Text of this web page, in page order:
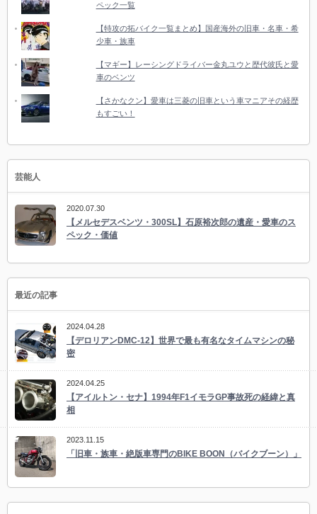
ペック一覧
【特攻の拓バイク一覧まとめ】国産海外の旧車・名車・希
少車・族車
【マギー】レーシングドライバー金丸ユウと歴代彼氏と愛
車のベンツ
【さかなクン】愛車は三菱の旧車という車マニアその経歴
もすごい！
芸能人
2020.07.30
【メルセデスベンツ・300SL】石原裕次郎の遺産・愛車のス
ペック・価値
最近の記事
2024.04.28
【デロリアンDMC-12】世界で最も有名なタイムマシンの秘
密
2024.04.25
【アイルトン・セナ】1994年F1イモラGP事故死の経緯と真
相
2023.11.15
「旧車・族車・絶版車専門のBIKE BOON（バイクブーン）」